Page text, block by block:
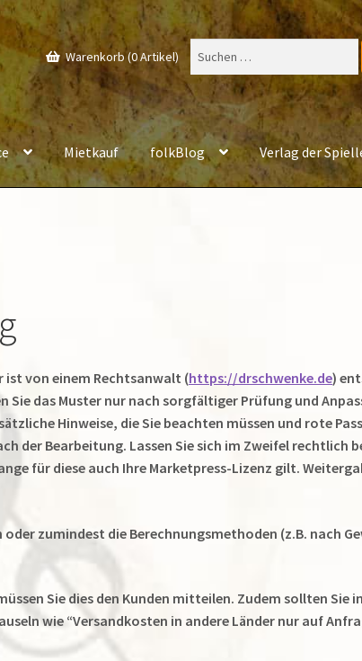
Warenkorb (0 Artikel)
Suchen
nach:
Mietkauf folkBlog Verlag der
ist von einem Rechtsanwalt (https://drschwenke.de)
das Muster nur nach sorgfältiger Prüfung und
Hinweise, die Sie beachten müssen und rote
der Bearbeitung. Lassen Sie sich im Zweifel rechtlich
für diese auch Ihre Marketpress-Lizenz gilt.
zumindest die Berechnungsmethoden (z.B. nach
Sie dies den Kunden mitteilen. Zudem sollten Sie
wie “Versandkosten in andere Länder nur auf